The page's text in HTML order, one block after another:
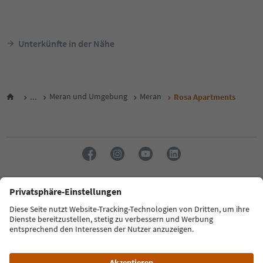
Unterkünfte in der Nähe
... Meran und Umgebung Meran Rosa Apartments
Sprache: Deutsch
FAQ Kontakt Presse MICE Datenschutzerklärung
Zugänglichkeitserklärung